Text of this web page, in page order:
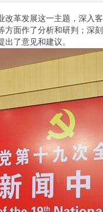
改革发展这一主题，深入
方面作了分析和研判；深
了意见和建议。